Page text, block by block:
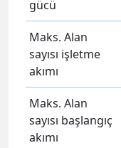
gücü
Maks. Alan
sayısı işletme
akımı
Maks. Alan
sayısı başlangıç ​​
akımı